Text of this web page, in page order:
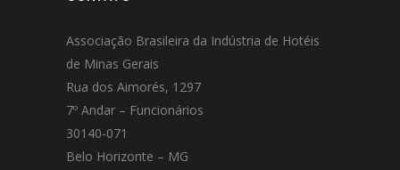
Associação Brasileira da Indústria de Hotéis
de Minas Gerais
Rua dos Aimorés, 1297
7º Andar – Funcionários
30140-071
Belo Horizonte – MG